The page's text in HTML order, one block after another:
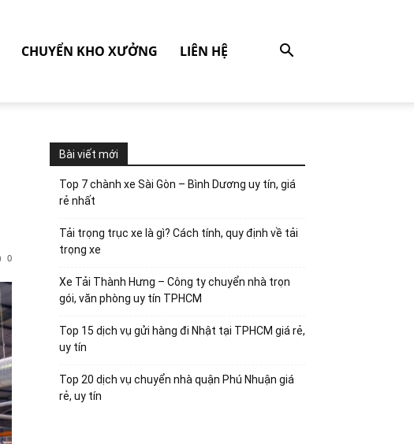
CHUYỂN KHO XƯỞNG LIÊN HỆ
0
Bài viết mới
Top 7 chành xe Sài Gòn – Bình Dương uy tín, giá
rẻ nhất
Tải trọng trục xe là gì? Cách tính, quy định về tải
trọng xe
Xe Tải Thành Hưng – Công ty chuyển nhà trọn
gói, văn phòng uy tín TPHCM
Top 15 dịch vụ gửi hàng đi Nhật tại TPHCM giá rẻ,
uy tín
Top 20 dịch vụ chuyển nhà quận Phú Nhuận giá
rẻ, uy tín